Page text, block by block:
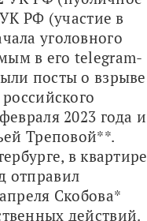
РФ (участие в
уголовного
в его telegram-
посты о взрыве
2023 года и
Треповой**.
в квартире
отправил
Скобова*
действий.